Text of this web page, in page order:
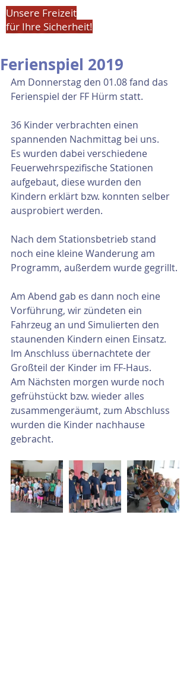
Unsere Freizeit
für Ihre Sicherheit!
Ferienspiel 2019
Am Donnerstag den 01.08 fand das
Ferienspiel der FF Hürm statt.
36 Kinder verbrachten einen
spannenden Nachmittag bei uns.
Es wurden dabei verschiedene
Feuerwehrspezifische Stationen
aufgebaut, diese wurden den
Kindern erklärt bzw. konnten selber
ausprobiert werden.
Nach dem Stationsbetrieb stand
noch eine kleine Wanderung am
Programm, außerdem wurde gegrillt.
Am Abend gab es dann noch eine
Vorführung, wir zündeten ein
Fahrzeug an und Simulierten den
staunenden Kindern einen Einsatz.
Im Anschluss übernachtete der
Großteil der Kinder im FF-Haus.
Am Nächsten morgen wurde noch
gefrühstückt bzw. wieder alles
zusammengeräumt, zum Abschluss
wurden die Kinder nachhause
gebracht.